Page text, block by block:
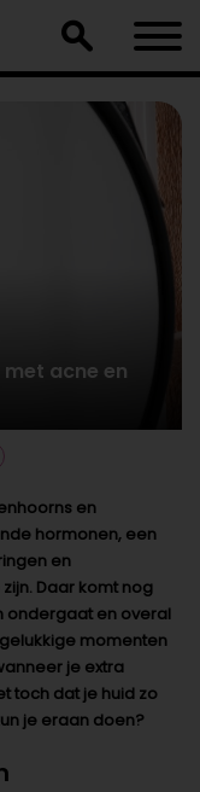
acne en
en
hormonen, een
en
Daar komt nog
ondergaat en overal
momenten
je extra
toch dat je huid zo
je eraan doen?